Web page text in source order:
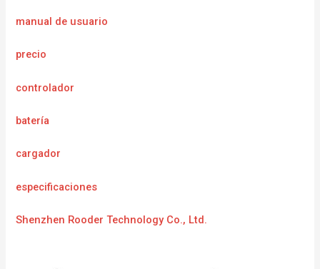
manual de usuario
precio
controlador
batería
cargador
especificaciones
Shenzhen Rooder Technology Co., Ltd.